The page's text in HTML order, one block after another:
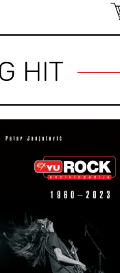
HIT